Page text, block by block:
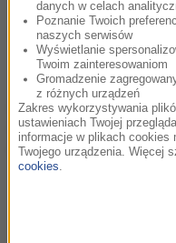
mówimy o ważnych
każdy dzień zaczynał się
Od poniedziałku do
Śniadanie Mistrzów w
Wojtusik!
danych w celach
Poznanie Twoich
naszych serwisów
Wyświetlanie
Twoim zainteresowaniom
Gromadzenie
z różnych urządzeń
Zakres wykorzystywania
ustawieniach Twojej
informacje w plikach cookies
Twojego urządzenia. Więcej
cookies